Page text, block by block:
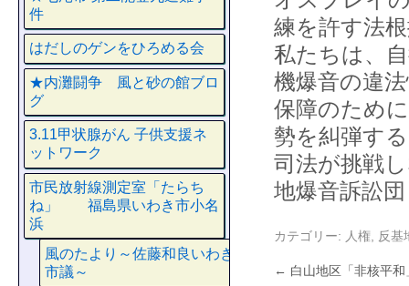
練を許す法
私たちは、
機爆音の違
保障のため
勢を糾弾す
司法が挑戦
地爆音訴訟
カテゴリー: 人権 反基
← 白山地区「非核平
件
はだしのゲンをひろめる会
★内灘闘争 風と砂の館ブロ
グ
3.11甲状腺がん 子供支援ネ
ットワーク
市民放射線測定室「たらち
ね」 福島県いわき市小名
浜
風のたより～佐藤和良いわき
市議～